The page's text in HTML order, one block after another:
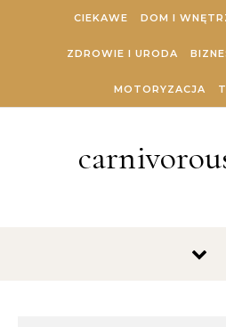
CIEKAWE DOM I
ZDROWIE I URODA
MOTORYZACJA